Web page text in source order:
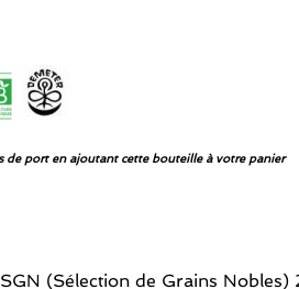
port en ajoutant cette bouteille à votre panier
(Sélection de Grains